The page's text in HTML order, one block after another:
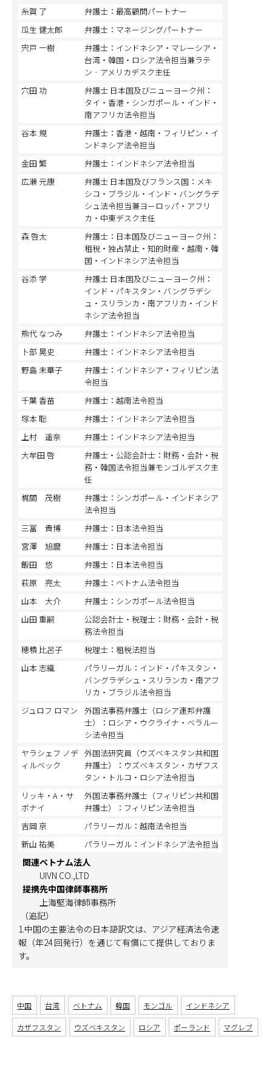
糸賀 了
弁護士：最高顧問パートナー
瓜生 健太郎
弁護士：マネージングパートナー
宍戸 一樹
弁護士：インドネシア・マレーシア・
台湾・韓国・ロシア法令担当兼ラテ
ン‐アメリカデスク主任
穴田 功
弁護士 日本国及びニューヨーク州：
タイ・香港・シンガポール・インド・
南アフリカ法令担当
谷本 規
弁護士：香港・越南・フィリピン・イ
ンドネシア法令担当
金田 繁
弁護士：インドネシア法令担当
広瀬 元康
弁護士 日本国及びフランス国：メキ
シコ・ブラジル・インド・バングラデ
シュ法令担当兼ヨーロッパ・アフリ
カ・中東デスク主任
森 啓太
弁護士：日本国及びニューヨーク州：
租税・独占禁止・知的財産・越南・韓
国・インドネシア法令担当
谷添 学
弁護士 日本国及びニューヨーク州：
インド・パキスタン・バングラデシ
ュ・スリランカ・南アフリカ・インド
ネシア法令担当
熊代 なつみ
弁護士：インドネシア法令担当
卜部 晃史
弁護士：インドネシア法令担当
野島 未華子
弁護士：インドネシア・フィリピン法
令担当
千葉 香苗
弁護士：越南法令担当
塚本 聡
弁護士：インドネシア法令担当
上村 遥奈
弁護士：インドネシア法令担当
大牟田 啓
弁護士・公認会計士：財務・会計・税
務・韓国法令担当兼モンゴルデスク主
任
梶間 茂樹
弁護士：シンガポール・インドネシア
法令担当
三冨 貴博
弁護士：日本法令担当
宮澤 旭麿
弁護士：日本法令担当
飯田 悠
弁護士：日本法令担当
萩原 亮太
弁護士：ベトナム法令担当
山本 大介
弁護士：シンガポール法令担当
山田 重嗣
公認会計士・税理士：財務・会計・税
務法令担当
穂積 比呂子
税理士：租税法担当
山本 志織
パラリーガル：インド・パキスタン・
バングラデシュ・スリランカ・南アフ
リカ・ブラジル法令担当
ジュロフ ロマン
外国法事務弁護士（ロシア連邦弁護
士）：ロシア・ウクライナ・ベラルー
シ法令担当
ヤラシェフ ノデ
ィルベック
外国法研究員（ウズベキスタン共和国
弁護士）：ウズベキスタン・カザフス
タン・トルコ・ロシア法令担当
リッキ・A・サ
ボナイ
外国法事務弁護士（フィリピン共和国
弁護士）：フィリピン法令担当
吉岡 京
パラリーガル：越南法令担当
新山 祐美
パラリーガル：インドネシア法令担当
関連ベトナム法人
UIVN CO.,LTD
提携先中国律師事務所
上海堅海律師事務所
（追記）
1.中国の主要法令の日本語訳文は、アジア経済法令速
報（年24 回発行）を通じて有償にて提供しておりま
す。
中国 台湾 ベトナム 韓国 モンゴル インドネシア
カザフスタン ウズベキスタン ロシア ポーランド マグレブ